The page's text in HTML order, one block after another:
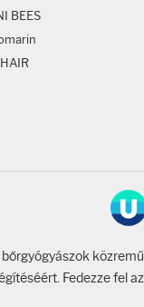
BEES
Fedezze fel